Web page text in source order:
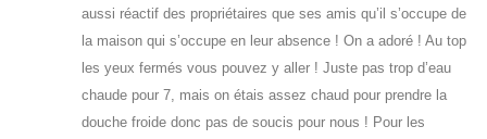
aussi réactif des propriétaires que ses amis qu’il s’occupe de
la maison qui s’occupe en leur absence ! On a adoré ! Au top
les yeux fermés vous pouvez y aller ! Juste pas trop d’eau
chaude pour 7, mais on étais assez chaud pour prendre la
douche froide donc pas de soucis pour nous ! Pour les